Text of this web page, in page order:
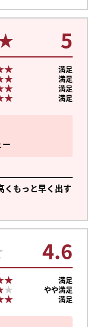
くもっと早く出す
5
満足
満足
満足
満足
4.6
満足
やや満足
満足